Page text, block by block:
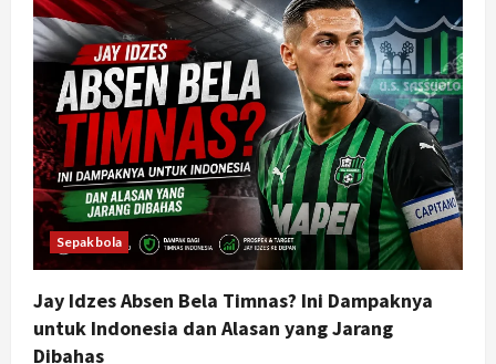
Sepakbola
Jay Idzes Absen Bela Timnas? Ini Dampaknya
untuk Indonesia dan Alasan yang Jarang
Dibahas